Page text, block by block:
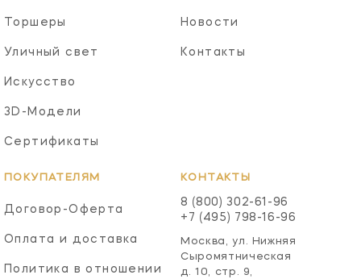
Торшеры
Уличный свет
Искусство
3D-Модели
Сертификаты
Новости
Контакты
ПОКУПАТЕЛЯМ
Договор-Оферта
Оплата и доставка
Политика в отношении
КОНТАКТЫ
8 (800) 302-61-96
+7 (495) 798-16-96
Москва, ул. Нижняя
Сыромятническая
д. 10, стр. 9,